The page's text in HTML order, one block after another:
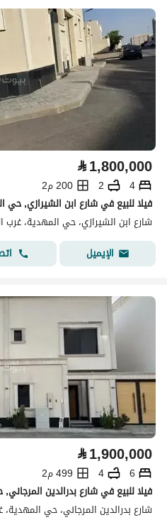
⃁1,800,000
4
2
200 م2
شارع ابن الشيرازي، حي المهدية، غرب
الإيميل
⃁1,900,000
6
4
499 م2
شارع بدرالدين المرجاني، حي